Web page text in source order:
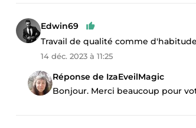
Edwin69
Travail de qualité comme
14 déc. 2023 à 11:25
Réponse de IzaEveilMagic
Bonjour. Merci beaucoup pour